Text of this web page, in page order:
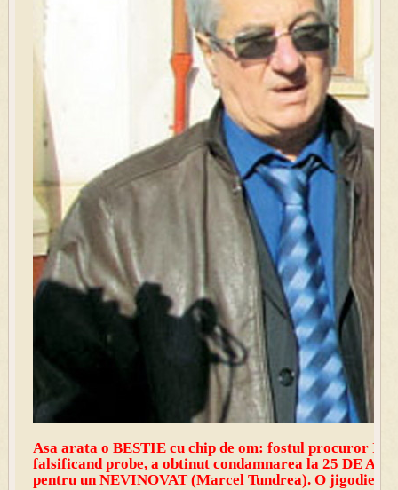
Asa arata o BESTIE cu chip de om: fostul procuror Ion
falsificand probe, a obtinut condamnarea la 25 DE
pentru un NEVINOVAT (Marcel Tundrea). O jigodie!